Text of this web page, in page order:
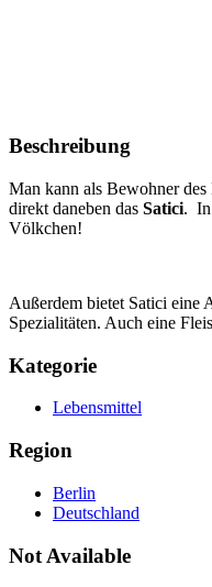
Beschreibung
Man kann als Bewohner
direkt daneben das Satici. In
Völkchen!
Außerdem bietet Satici eine
Spezialitäten. Auch eine
Kategorie
Lebensmittel
Region
Berlin
Deutschland
Not Available